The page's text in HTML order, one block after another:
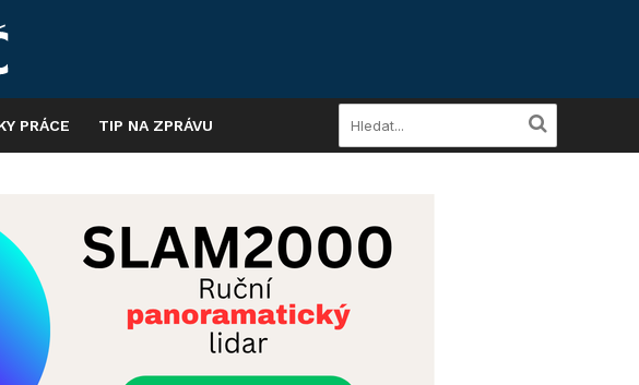
PRÁCE TIP NA ZPRÁVU